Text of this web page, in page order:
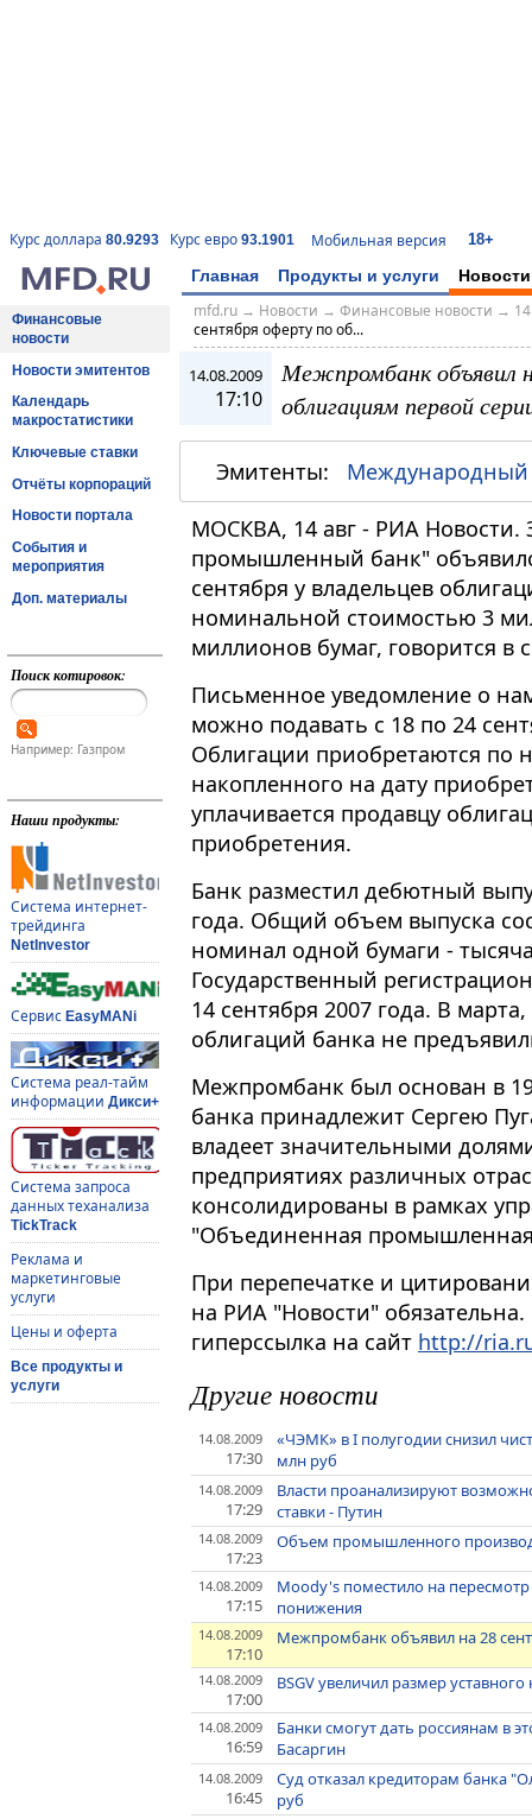
Курс доллара 80.9293 Курс евро 93.1901 Мобильная версия 18+
Главная Продукты и услуги Новости
Финансовые
новости
Новости эмитентов
Календарь
макростатистики
Ключевые ставки
Отчёты корпораций
Новости портала
События и
мероприятия
Доп. материалы
Поиск котировок:
Например: Газпром
Наши продукты:
Система интернет-
трейдинга
NetInvestor
Сервис EasyMANi
Система реал-тайм
информации Дикси+
Система запроса
данных теханализа
TickTrack
Реклама и
маркетинговые
услуги
Цены и оферта
Все продукты и
услуги
mfd.ru→ Новости → Финансовые новости →
сентября оферту по об...
14.08.2009
17:10
Межпромбанк объявил
облигациям первой
Эмитенты:
МОСКВА, 14 авг - РИА
промышленный банк"
сентября у владельцев
номинальной стоимостью 3
миллионов бумаг, говорится в
Письменное уведомление о
можно подавать с 18 по 24
Облигации приобретаются по
накопленного на дату
уплачивается продавцу
приобретения.
Банк разместил дебютный
года. Общий объем выпуска
номинал одной бумаги -
Государственный
14 сентября 2007 года. В
облигаций банка не
Межпромбанк был основан в
банка принадлежит Сергею
владеет значительными
предприятиях различных
консолидированы в рамках
"Объединенная
При перепечатке и
на РИА "Новости"
гиперссылка на сайт http://
Другие новости
14.08.2009
17:30
«ЧЭМК» в I полугодии снизил
млн руб
14.08.2009
17:29
Власти проанализируют
ставки - Путин
14.08.2009
17:23
Объем промышленного
14.08.2009
17:15
Moody's поместило на
понижения
14.08.2009
17:10
Межпромбанк объявил на 28
14.08.2009
17:00
BSGV увеличил размер
14.08.2009
16:59
Банки смогут дать россиянам в
Басаргин
14.08.2009
16:45
Суд отказал кредиторам банка
руб